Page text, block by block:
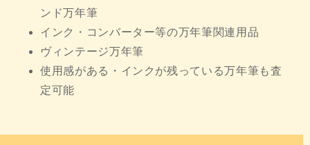
ンド万年筆
インク・コンバーター等の万年筆関連用品
ヴィンテージ万年筆
使用感がある・インクが残っている万年筆も査
定可能